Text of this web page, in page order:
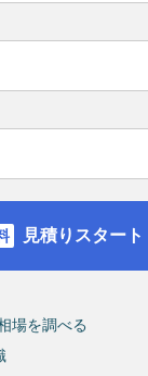
見積りスタート
場を調べる